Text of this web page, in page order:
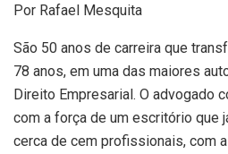
Por Rafael Mesquita
São 50 anos de carreira que
78 anos, em uma das maiores
Direito Empresarial. O advogado
com a força de um escritório que
cerca de cem profissionais, com